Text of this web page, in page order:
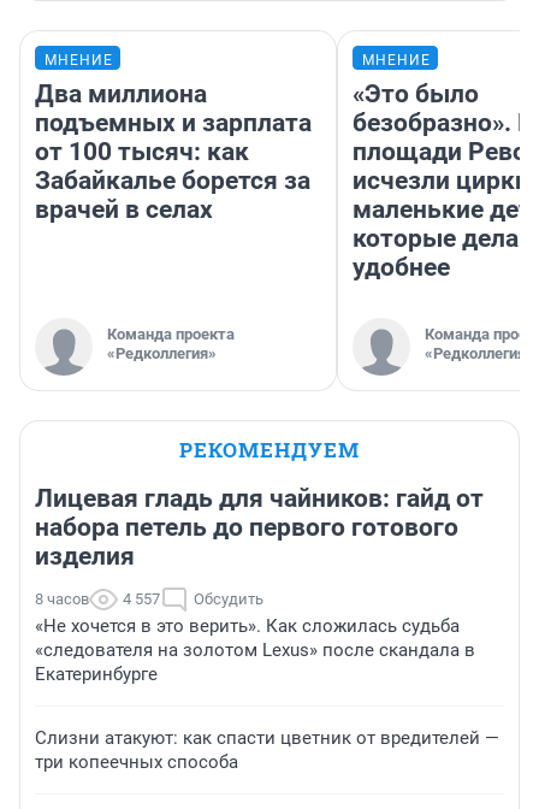
МНЕНИЕ
Два миллиона
подъемных и зарплата
от 100 тысяч: как
Забайкалье борется за
врачей в селах
Команда проекта
«Редколлегия»
МНЕНИЕ
«Это было
безобразно».
площади
исчезли цирки
маленькие
которые
удобнее
Команда
«Редколлегия»
РЕКОМЕНДУЕМ
Лицевая гладь для чайников: гайд от
набора петель до первого готового
изделия
8 часов 4 557 Обсудить
«Не хочется в это верить». Как сложилась судьба
«следователя на золотом Lexus» после скандала в
Екатеринбурге
Слизни атакуют: как спасти цветник от вредителей —
три копеечных способа